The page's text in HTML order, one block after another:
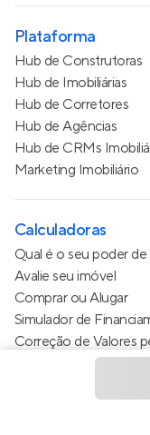
Plataforma
Hub de Construtoras
Hub de Imobiliárias
Hub de Corretores
Hub de Agências
Hub de CRMs
Marketing Imobiliário
Calculadoras
Qual é o seu poder
Avalie seu imóvel
Comprar ou Alugar
Simulador de
Correção de Valores
Estimativa de valor do